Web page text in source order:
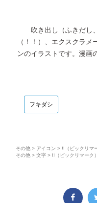
吹き出し（ふきだし
（！！）、エクスクラ
ンのイラストです。漫画
フキダシ
その他 > アイコン > !!（ビックリマ
その他 >文字 > !!（ビックリマーク